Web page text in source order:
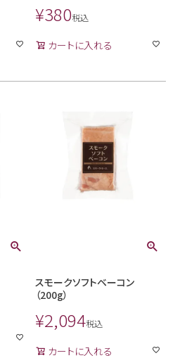
¥380税込
カートに入れる
スモークソフトベーコン
（200g）
¥2,094税込
カートに入れる